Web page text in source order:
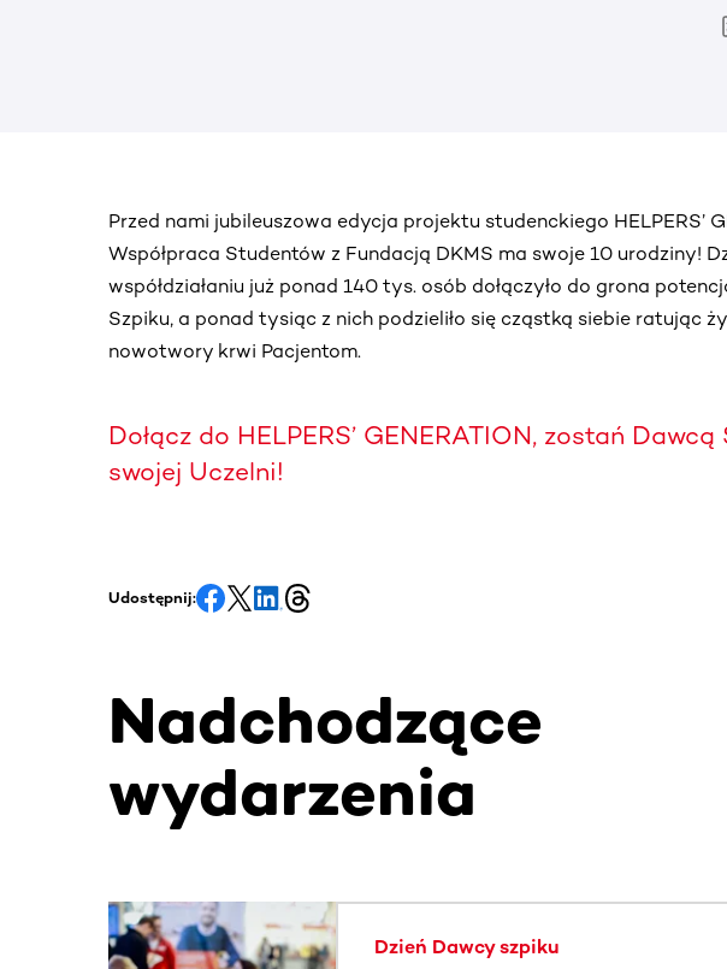
Przed nami jubileuszowa edycja projektu studenckiego HELPERS’
Współpraca Studentów z Fundacją DKMS ma swoje 10 urodziny!
współdziałaniu już ponad 140 tys. osób dołączyło do grona
Szpiku, a ponad tysiąc z nich podzieliło się cząstką siebie ratując
nowotwory krwi Pacjentom.
Dołącz do HELPERS’ GENERATION, zostań
swojej Uczelni!
Udostępnij:
Nadchodzące
wydarzenia
Ta sekcja zawiera treści przewijane w poziomie. Użyj klawisza Tab
Dzień Dawcy szpiku